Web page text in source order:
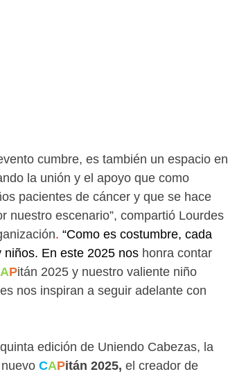
cumbre, es también un espacio en
la unión y el apoyo que como
pacientes de cáncer y que se hace
nuestro escenario”, compartió Lourdes
. “Como es costumbre, cada
En este 2025 nos honra contar
APitán 2025 y nuestro valiente niño
nos inspiran a seguir adelante con
edición de Uniendo Cabezas, la
CAPitán 2025, el creador de